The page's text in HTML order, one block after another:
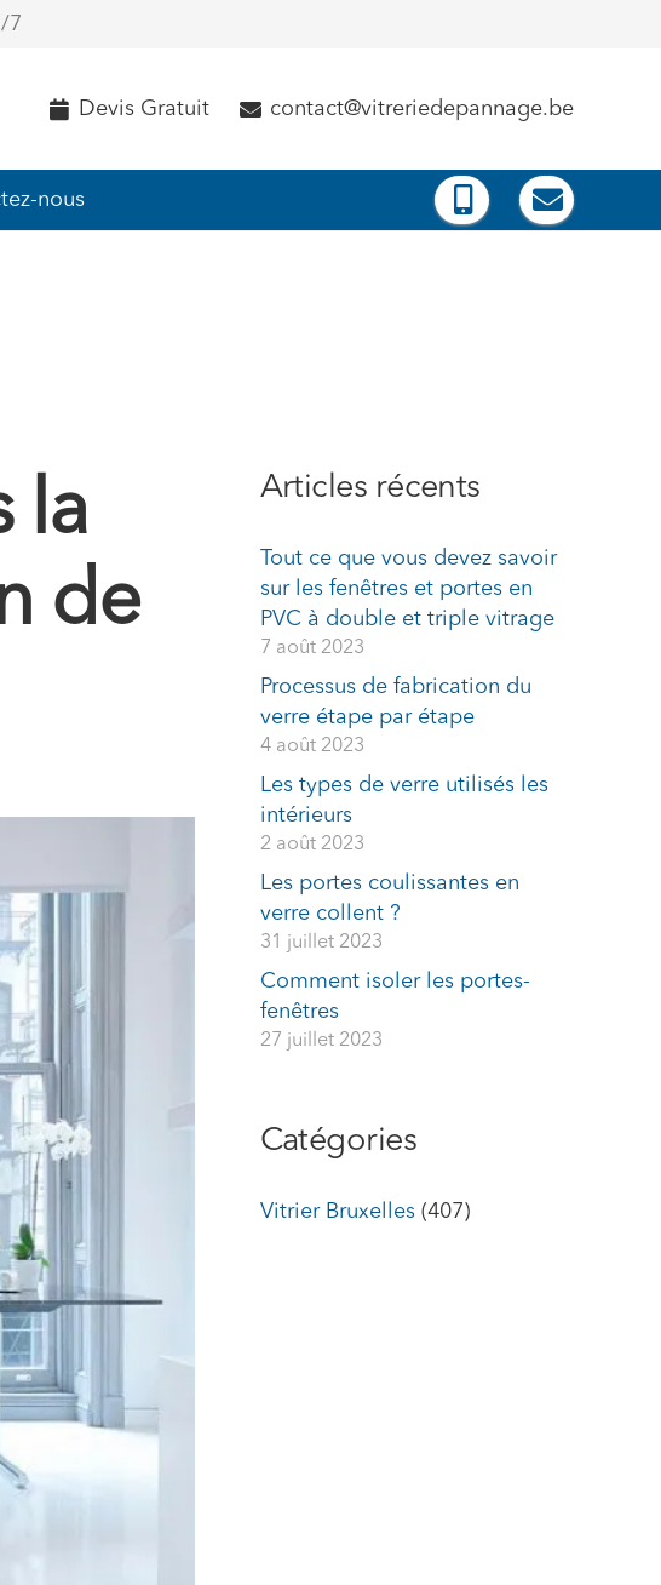
7
Devis Gratuit contact@vitreriedepannage.be
nous
la
de
Articles récents
Tout ce que vous devez savoir
sur les fenêtres et portes en
PVC à double et triple vitrage
7 août 2023
Processus de fabrication du
verre étape par étape
4 août 2023
Les types de verre utilisés les
intérieurs
2 août 2023
Les portes coulissantes en
verre collent ?
31 juillet 2023
Comment isoler les portes-
fenêtres
27 juillet 2023
Catégories
Vitrier Bruxelles(407)